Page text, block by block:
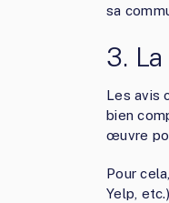
sa
3.
Les avis
bien
œuvre
Pour
Yelp,